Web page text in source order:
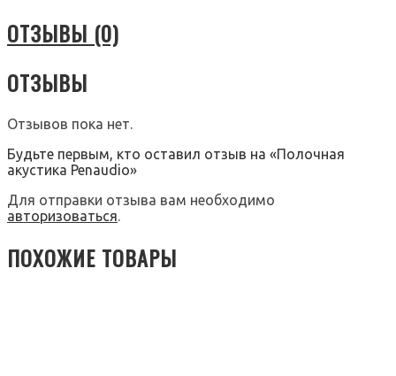
ОТЗЫВЫ (0)
ОТЗЫВЫ
Отзывов пока нет.
Будьте первым, кто оставил отзыв на «Полочная
акустика Penaudio»
Для отправки отзыва вам необходимо
авторизоваться.
ПОХОЖИЕ ТОВАРЫ